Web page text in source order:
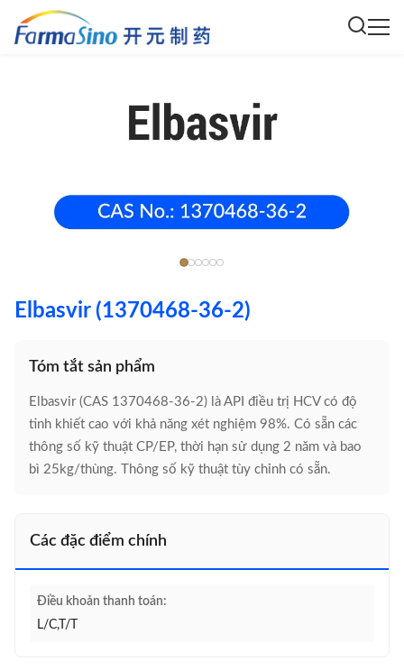
Elbasvir (1370468-36-2)
Tóm tắt sản phẩm
Elbasvir (CAS 1370468-36-2) là API điều trị HCV có độ
tinh khiết cao với khả năng xét nghiệm 98%. Có sẵn các
thông số kỹ thuật CP/EP, thời hạn sử dụng 2 năm và bao
bì 25kg/thùng. Thông số kỹ thuật tùy chỉnh có sẵn.
Các đặc điểm chính
Điều khoản thanh toán:
L/C,T/T